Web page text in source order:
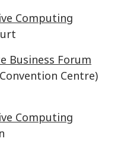
Computing
Business Forum
Centre)
Computing